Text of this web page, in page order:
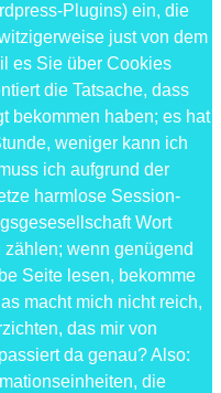
Plugins) ein, die
just von dem
es Sie über Cookies
die Tatsache, dass
bekommen haben; es hat
weniger kann ich
ich aufgrund der
harmlose Session-
Wort
wenn genügend
Seite lesen, bekomme
macht mich nicht reich,
das mir von
da genau? Also:
die